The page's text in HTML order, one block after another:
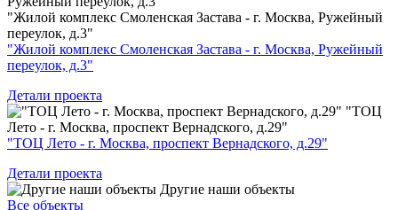
"Жилой комплекс Смоленская Застава - г. Москва, Ружейный
переулок, д.3"
"Жилой комплекс Смоленская Застава - г. Москва, Ружейный
переулок, д.3"
Детали проекта
"ТОЦ
Лето - г. Москва, проспект Вернадского, д.29"
"ТОЦ Лето - г. Москва, проспект Вернадского, д.29"
Детали проекта
Другие наши объекты
Все объекты